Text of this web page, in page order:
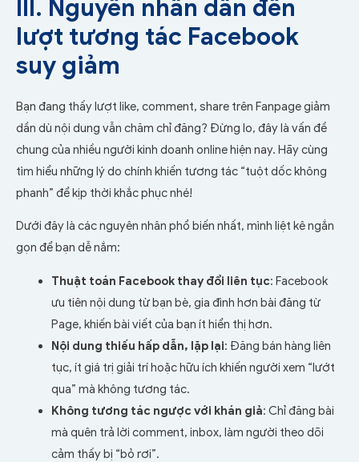
III. Nguyên nhân dẫn đến
lượt tương tác Facebook
suy giảm
Bạn đang thấy lượt like, comment, share trên Fanpage giảm
dần dù nội dung vẫn chăm chỉ đăng? Đừng lo, đây là vấn đề
chung của nhiều người kinh doanh online hiện nay. Hãy cùng
tìm hiểu những lý do chính khiến tương tác “tuột dốc không
phanh” để kịp thời khắc phục nhé!
Dưới đây là các nguyên nhân phổ biến nhất, mình liệt kê ngắn
gọn để bạn dễ nắm:
Thuật toán Facebook thay đổi liên tục: Facebook
ưu tiên nội dung từ bạn bè, gia đình hơn bài đăng từ
Page, khiến bài viết của bạn ít hiển thị hơn.
Nội dung thiếu hấp dẫn, lặp lại: Đăng bán hàng liên
tục, ít giá trị giải trí hoặc hữu ích khiến người xem “lướt
qua” mà không tương tác.
Không tương tác ngược với khán giả: Chỉ đăng bài
mà quên trả lời comment, inbox, làm người theo dõi
cảm thấy bị “bỏ rơi”.